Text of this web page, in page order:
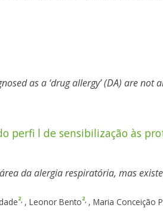
as a ‘drug allergy’ (DA) are not
perfi l de sensibilização às
da alergia respiratória, mas
2, , Leonor Bento2, , Maria Conceição